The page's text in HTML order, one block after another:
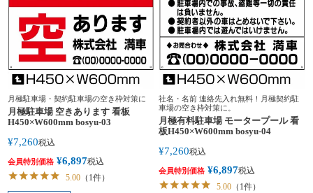
月極駐車場・契約駐車場の空き枠対策に
月極駐車場 空きあります 看板
H450×W600mm bosyu-03
¥7,260税込
会員特別価格 ¥6,897税込
5.00 （1件）
社名・名前 連絡先入れ無料！月極契約駐
車場の空き枠対策に。
月極有料駐車場 モータープール 看
板H450×W600mm bosyu-04
¥7,260税込
会員特別価格 ¥6,897税込
5.00 （1件）